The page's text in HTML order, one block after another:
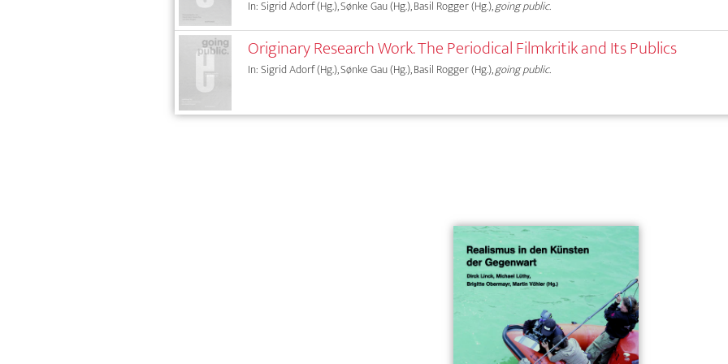
In: Sigrid Adorf (Hg.), Sønke Gau (Hg.), Basil Rogger (Hg.),going public.
Originary Research Work. The Periodical Filmkritik and Its Publics
In: Sigrid Adorf (Hg.), Sønke Gau (Hg.), Basil Rogger (Hg.),going public.